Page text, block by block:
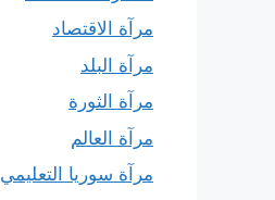
مرآة الاقتصاد
مرآة البلد
مرآة الثورة
مرآة العالم
مرآة سوريا التعليمي